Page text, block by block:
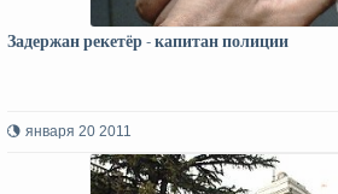
Задержан рекетёр - капитан полиции
января 20 2011